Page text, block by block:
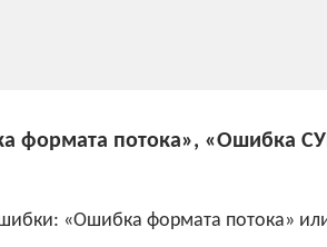
формата потока», «Ошибка
«Ошибка формата потока»